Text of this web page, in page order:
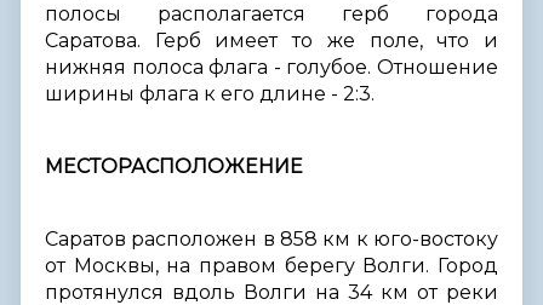
полосы располагается герб города
Саратова. Герб имеет то же поле, что и
нижняя полоса флага - голубое. Отношение
ширины флага к его длине - 2:3.
МЕСТОРАСПОЛОЖЕНИЕ
Саратов расположен в 858 км к юго-востоку
от Москвы, на правом берегу Волги. Город
протянулся вдоль Волги на 34 км от реки